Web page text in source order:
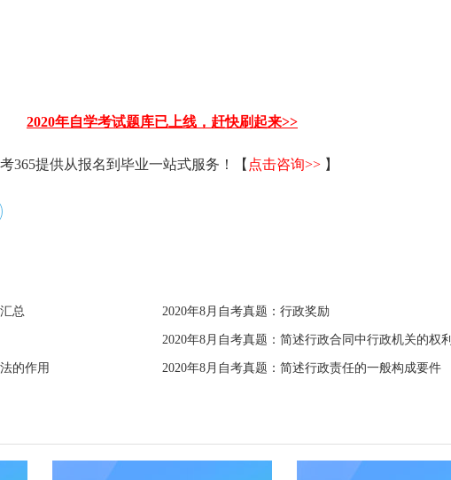
2020年自学考试题库已上线，赶快刷起来>>
365提供从报名到毕业一站式服务！【 点击咨询>> 】
总 2020年8月自考真题：行政奖励
2020年8月自考真题：简述行政合同中行政机关的权利
的作用 2020年8月自考真题：简述行政责任的一般构成要件